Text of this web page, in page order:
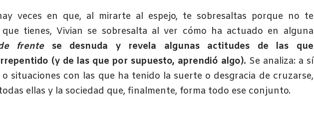
veces en que, al mirarte al espejo, te sobresaltas porque no te
que tienes, Vivian se sobresalta al ver cómo ha actuado en alguna
frente se desnuda y revela algunas actitudes de las que
(y de las que por supuesto, aprendió algo). Se analiza: a sí
o situaciones con las que ha tenido la suerte o desgracia de cruzarse,
ellas y la sociedad que, finalmente, forma todo ese conjunto.